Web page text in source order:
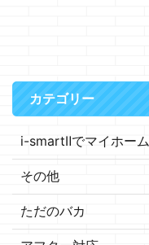
カテゴリー
i-smartⅡでマイホーム
その他
ただのバカ